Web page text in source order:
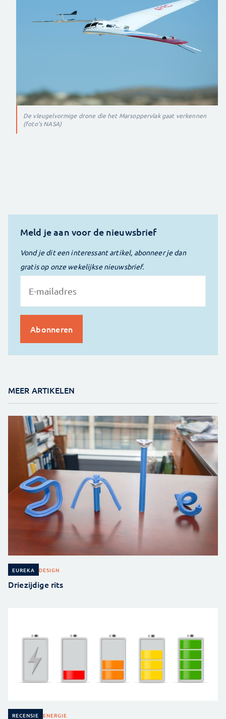
De vleugelvormige drone die het Marsoppervlak gaat verkennen
(foto's NASA)
Meld je aan voor de nieuwsbrief
Vond je dit een interessant artikel, abonneer je dan
gratis op onze wekelijkse nieuwsbrief.
MEER ARTIKELEN
EUREKA DESIGN
Driezijdige rits
RECENSIE ENERGIE